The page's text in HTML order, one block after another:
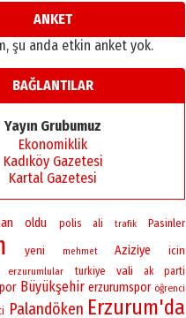
Ardında bıraktığı hatıralarıyla
13 Mayıs 2026 Çarşamba
Esat BİNDESEN
Başkan Sekmen’den Erzurum’a
bir vizyon proje daha!
02 Ağustos 2026 Pazar
ANKET
şu anda etkin anket yok.
BAĞLANTILAR
Yayın Grubumuz
Ekonomiklik
Kadıköy Gazetesi
Kartal Gazetesi
oldu polis ali trafik Pasinler
yeni mehmet Aziziye icin
erzurumlular turkiye vali ak parti
Büyükşehir erzurumspor öğrenci
Palandöken Erzurum'da